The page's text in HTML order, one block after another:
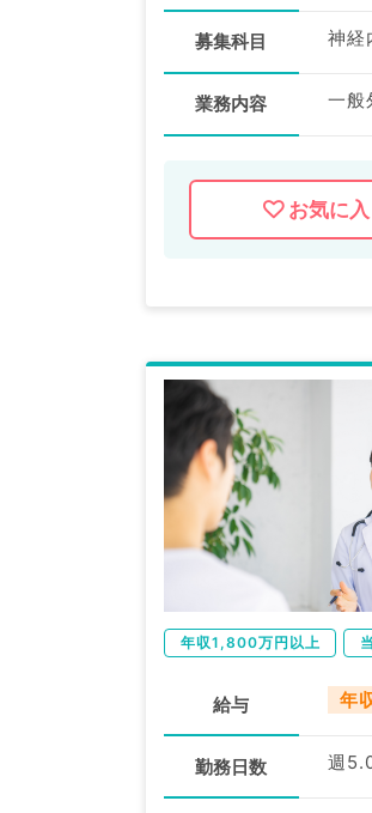
募集科目 神経
業務内容 一般
お気に入
年収1,800万円以上
給与 年
勤務日数 週